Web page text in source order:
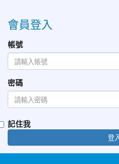
會員登入
帳號
密碼
記住我
登